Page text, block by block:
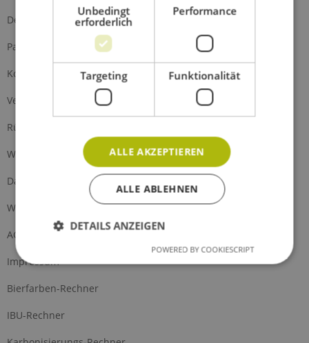
Defektes Produkt
Partnerprogramm
Kontakt
Versand und Zahlung
Rückgabe
Widerrufsrecht
Datenschutz
Widerrufsformular
AGB
Impressum
Bierfarben-Rechner
IBU-Rechner
Unbedingt
erforderlich
Performance
Targeting Funktionalität
ALLE AKZEPTIEREN
ALLE ABLEHNEN
DETAILS ANZEIGEN
POWERED BY COOKIESCRIPT